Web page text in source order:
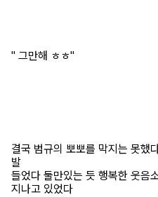
" 그만해 ㅎㅎ"
결국 범규의 뽀뽀를 막지는 못했
발
들었다 둘만있는 듯 행복한 웃음
지나고 있었다